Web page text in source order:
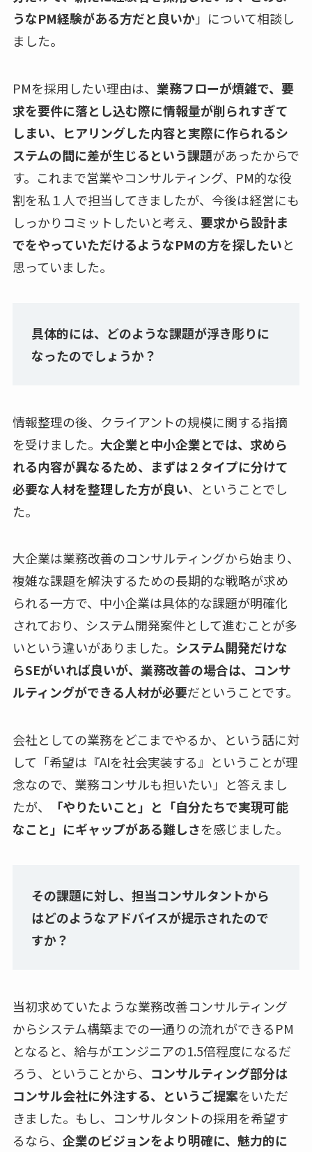
うなPM経験がある方だと良いか」について相談し
ました。
PMを採用したい理由は、 業務フローが煩雑で、要
求を要件に落とし込む際に情報量が削られすぎて
しまい、ヒアリングした内容と実際に作られるシ
ステムの間に差が生じるという課題があったからで
す。これまで営業やコンサルティング、PM的な役
割を私１人で担当してきましたが、今後は経営にも
しっかりコミットしたいと考え、 要求から設計ま
でをやっていただけるようなPMの方を探したいと
思っていました。
具体的には、どのような課題が浮き彫りに
なったのでしょうか？
情報整理の後、クライアントの規模に関する指摘
を受けました。 大企業と中小企業とでは、求めら
れる内容が異なるため、まずは２タイプに分けて
必要な人材を整理した方が良い、ということでし
た。
大企業は業務改善のコンサルティングから始まり、
複雑な課題を解決するための長期的な戦略が求め
られる一方で、中小企業は具体的な課題が明確化
されており、システム開発案件として進むことが多
いという違いがありました。 システム開発だけな
らSEがいれば良いが、業務改善の場合は、コンサ
ルティングができる人材が必要だということです。
会社としての業務をどこまでやるか、という話に対
して「希望は『AIを社会実装する』ということが理
念なので、業務コンサルも担いたい」と答えまし
たが、
「やりたいこと」と「自分たちで実現可能
なこと」にギャップがある難しさを感じました。
その課題に対し、担当コンサルタントから
はどのようなアドバイスが提示されたので
すか？
当初求めていたような業務改善コンサルティング
からシステム構築までの一通りの流れができるPM
となると、給与がエンジニアの1.5倍程度になるだ
ろう、ということから、 コンサルティング部分は
コンサル会社に外注する、というご提案をいただ
きました。もし、コンサルタントの採用を希望す
るなら、 企業のビジョンをより明確に、魅力的に